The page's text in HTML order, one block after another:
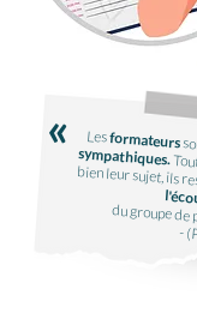
Lesformateurs
sympathiques.
Tout en maîtrisant très bien leur
du groupe de
-
«